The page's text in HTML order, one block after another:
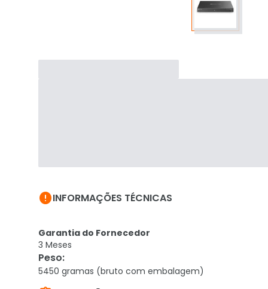
INFORMAÇÕES TÉCNICAS
Garantia do Fornecedor
3 Meses
Peso:
5450 gramas (bruto com embalagem)